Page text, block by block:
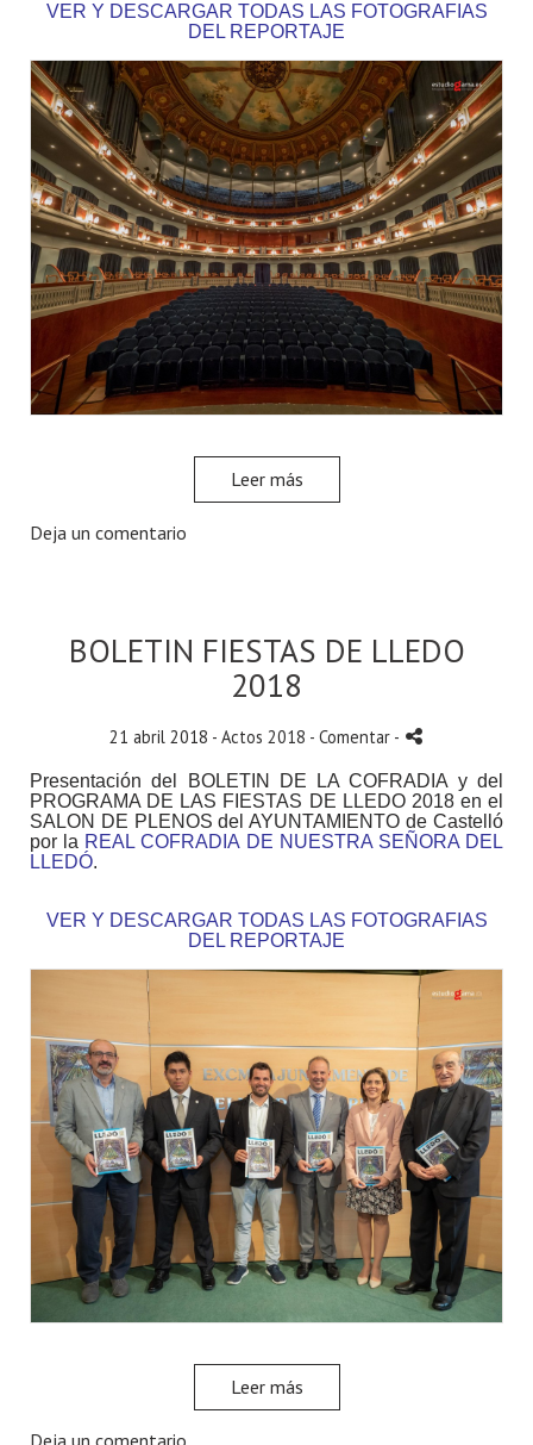
VER Y DESCARGAR TODAS LAS FOTOGRAFIAS
DEL REPORTAJE
Leer más
Deja un comentario
BOLETIN FIESTAS DE LLEDO
2018
21 abril 2018 - Actos 2018 - Comentar -
Presentación del BOLETIN DE LA COFRADIA y del
PROGRAMA DE LAS FIESTAS DE LLEDO 2018 en el
SALON DE PLENOS del AYUNTAMIENTO de Castelló
por la REAL COFRADIA DE NUESTRA SEÑORA DEL
LLEDÓ.
VER Y DESCARGAR TODAS LAS FOTOGRAFIAS
DEL REPORTAJE
Leer más
Deja un comentario